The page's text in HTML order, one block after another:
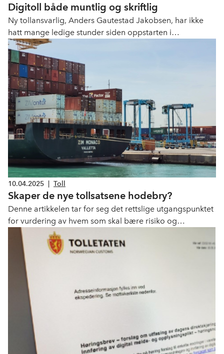
Digitoll både muntlig og skriftlig
Ny tollansvarlig, Anders Gautestad Jakobsen, har ikke
hatt mange ledige stunder siden oppstarten i
begynnelsen av mai.
10.04.2025 Toll
Skaper de nye tollsatsene hodebry?
Denne artikkelen tar for seg det rettslige utgangspunktet
for vurdering av hvem som skal bære risiko og
kostnadene for nye tolltariffer i kontraktsforhold.